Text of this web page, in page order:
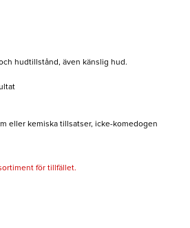
hudtillstånd, även känslig hud.
eller kemiska tillsatser, icke-komedogen
för tillfället.